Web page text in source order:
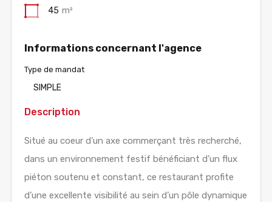
45 m²
Informations concernant l'agence
Type de mandat
SIMPLE
Description
Situé au coeur d’un axe commerçant très recherché,
dans un environnement festif bénéficiant d’un flux
piéton soutenu et constant, ce restaurant profite
d’une excellente visibilité au sein d’un pôle dynamique